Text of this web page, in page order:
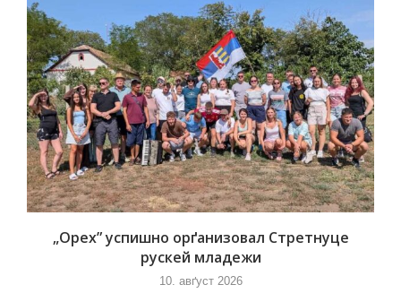
„Орех” успишно орґанизовал Стретнуце
рускей младежи
10. авґуст 2026